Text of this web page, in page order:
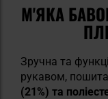
М'ЯКА
Зручна та
рукавом, пошита
(21%) та